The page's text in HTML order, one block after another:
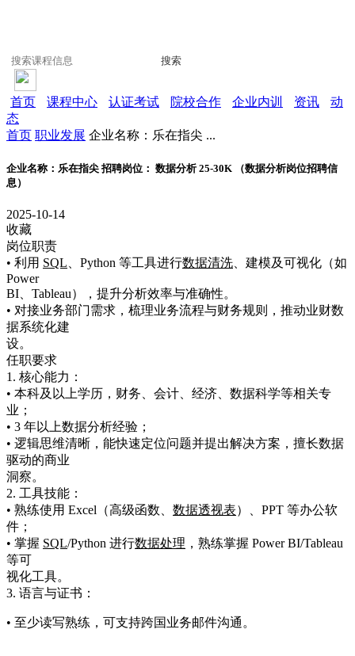
搜索
首页 课程中心 认证考试 院校合作 企业内训 资讯
动
态
首页 职业发展 企业名称：乐在指尖 ...
企业名称：乐在指尖 招聘岗位： 数据分析 25-30K （数据分析岗位招聘信
息）
2025-10-14
收藏
岗位职责
• 利用 SQL 、Python 等工具进行数据清洗 、建模及可视化（如
Power
BI、Tableau），提升分析效率与准确性。
• 对接业务部门需求，梳理业务流程与财务规则，推动业财数
据系统化建
设。
任职要求
1. 核心能力：
• 本科及以上学历，财务、会计、经济、数据科学等相关专
业；
• 3 年以上数据分析经验；
• 逻辑思维清晰，能快速定位问题并提出解决方案，擅长数据
驱动的商业
洞察。
2. 工具技能：
• 熟练使用 Excel（高级函数、 数据透视表）、PPT 等办公软
件；
• 掌握 SQL/Python 进行数据处理 ，熟练掌握 Power BI/Tableau
等可
视化工具。
3. 语言与证书：
• 至少读写熟练，可支持跨国业务邮件沟通。